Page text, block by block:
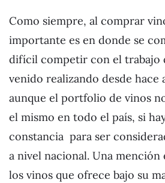
Como siempre, al comprar
importante es en donde se
difícil competir con el trabajo
venido realizando desde hace
aunque el portfolio de vinos
el mismo en todo el país, si
constancia para ser
a nivel nacional. Una mención
los vinos que ofrece bajo su